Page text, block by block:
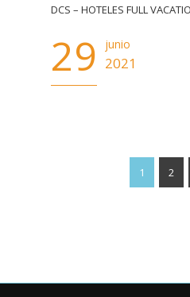
DCS – HOTELES FULL
29 junio
2021
1 2